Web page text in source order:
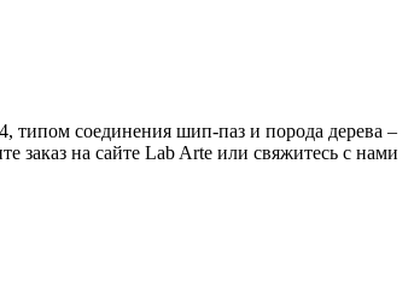
типом соединения шип-паз и порода дерева –
заказ на сайте Lab Arte или свяжитесь с нами